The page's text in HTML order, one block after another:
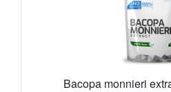
Bacopa monnieri